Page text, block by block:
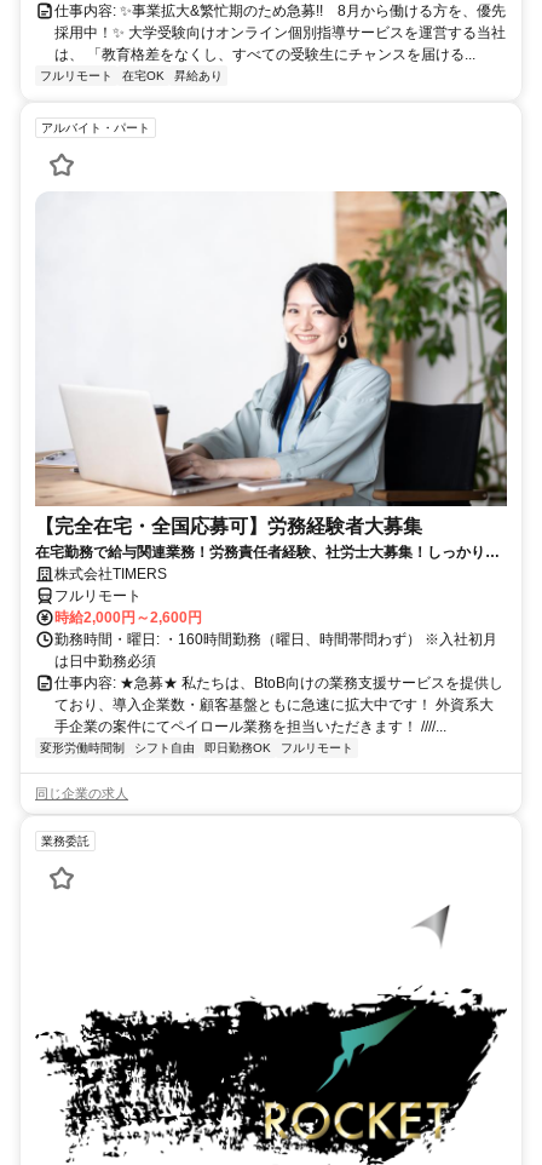
仕事内容: ✨️事業拡大&繁忙期のため急募!! 8月から働ける方を、優先
採用中！✨️ 大学受験向けオンライン個別指導サービスを運営する当社
は、 「教育格差をなくし、すべての受験生にチャンスを届ける...
フルリモート 在宅OK 昇給あり
アルバイト・パート
【完全在宅・全国応募可】労務経験者大募集
在宅勤務で給与関連業務！労務責任者経験、社労士大募集！しっかり稼
ぎたい方、注目！
株式会社TIMERS
フルリモート
時給2,000円～2,600円
勤務時間・曜日: ・160時間勤務（曜日、時間帯問わず） ※入社初月
は日中勤務必須
仕事内容: ★急募★ 私たちは、BtoB向けの業務支援サービスを提供し
ており、導入企業数・顧客基盤ともに急速に拡大中です！ 外資系大
手企業の案件にてペイロール業務を担当いただきます！ ////...
変形労働時間制 シフト自由 即日勤務OK フルリモート
同じ企業の求人
業務委託